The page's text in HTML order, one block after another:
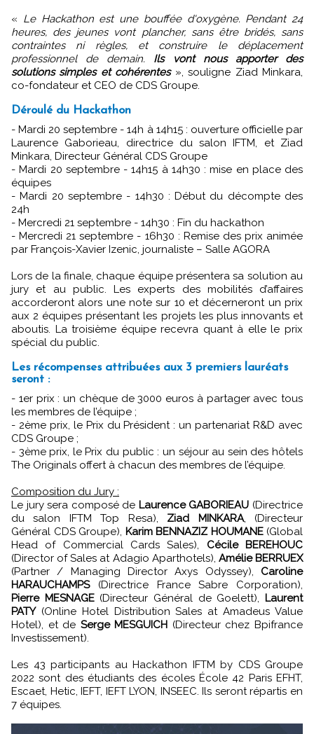
« Le Hackathon est une bouffée d'oxygène. Pendant 24
heures, des jeunes vont plancher, sans être bridés, sans
contraintes ni règles, et construire le déplacement
professionnel de demain. Ils vont nous apporter des
solutions simples et cohérentes», souligne Ziad Minkara,
co-fondateur et CEO de CDS Groupe.
Déroulé du Hackathon
- Mardi 20 septembre - 14h à 14h15 : ouverture officielle par
Laurence Gaborieau, directrice du salon IFTM, et Ziad
Minkara, Directeur Général CDS Groupe
- Mardi 20 septembre - 14h15 à 14h30 : mise en place des
équipes
- Mardi 20 septembre - 14h30 : Début du décompte des
24h
- Mercredi 21 septembre - 14h30 : Fin du hackathon
- Mercredi 21 septembre - 16h30 : Remise des prix animée
par François-Xavier Izenic, journaliste – Salle AGORA
Lors de la finale, chaque équipe présentera sa solution au
jury et au public. Les experts des mobilités d’affaires
accorderont alors une note sur 10 et décerneront un prix
aux 2 équipes présentant les projets les plus innovants et
aboutis. La troisième équipe recevra quant à elle le prix
spécial du public.
Les récompenses attribuées aux 3 premiers lauréats
seront :
- 1er prix : un chèque de 3000 euros à partager avec tous
les membres de l’équipe ;
- 2ème prix, le Prix du Président : un partenariat R&D avec
CDS Groupe ;
- 3ème prix, le Prix du public : un séjour au sein des hôtels
The Originals offert à chacun des membres de l’équipe.
Composition du Jury :
Le jury sera composé de Laurence GABORIEAU (Directrice
du salon IFTM Top Resa), Ziad MINKARA, (Directeur
Général CDS Groupe), Karim BENNAZIZ HOUMANE(Global
Head of Commercial Cards Sales), Cécile BEREHOUC
(Director of Sales at Adagio Aparthotels), Amélie BERRUEX
(Partner / Managing Director Axys Odyssey), Caroline
HARAUCHAMPS(Directrice France Sabre Corporation),
Pierre MESNAGE(Directeur Général de Goelett),
Laurent
PATY(Online Hotel Distribution Sales at Amadeus Value
Hotel), et de Serge MESGUICH (Directeur chez Bpifrance
Investissement).
Les 43 participants au Hackathon IFTM by CDS Groupe
2022 sont des étudiants des écoles École 42 Paris EFHT,
Escaet, Hetic, IEFT, IEFT LYON, INSEEC. Ils seront répartis en
7 équipes.